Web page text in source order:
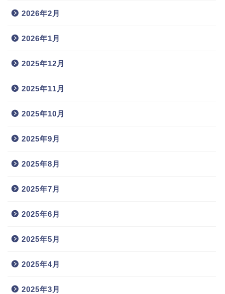
2026年2月
2026年1月
2025年12月
2025年11月
2025年10月
2025年9月
2025年8月
2025年7月
2025年6月
2025年5月
2025年4月
2025年3月